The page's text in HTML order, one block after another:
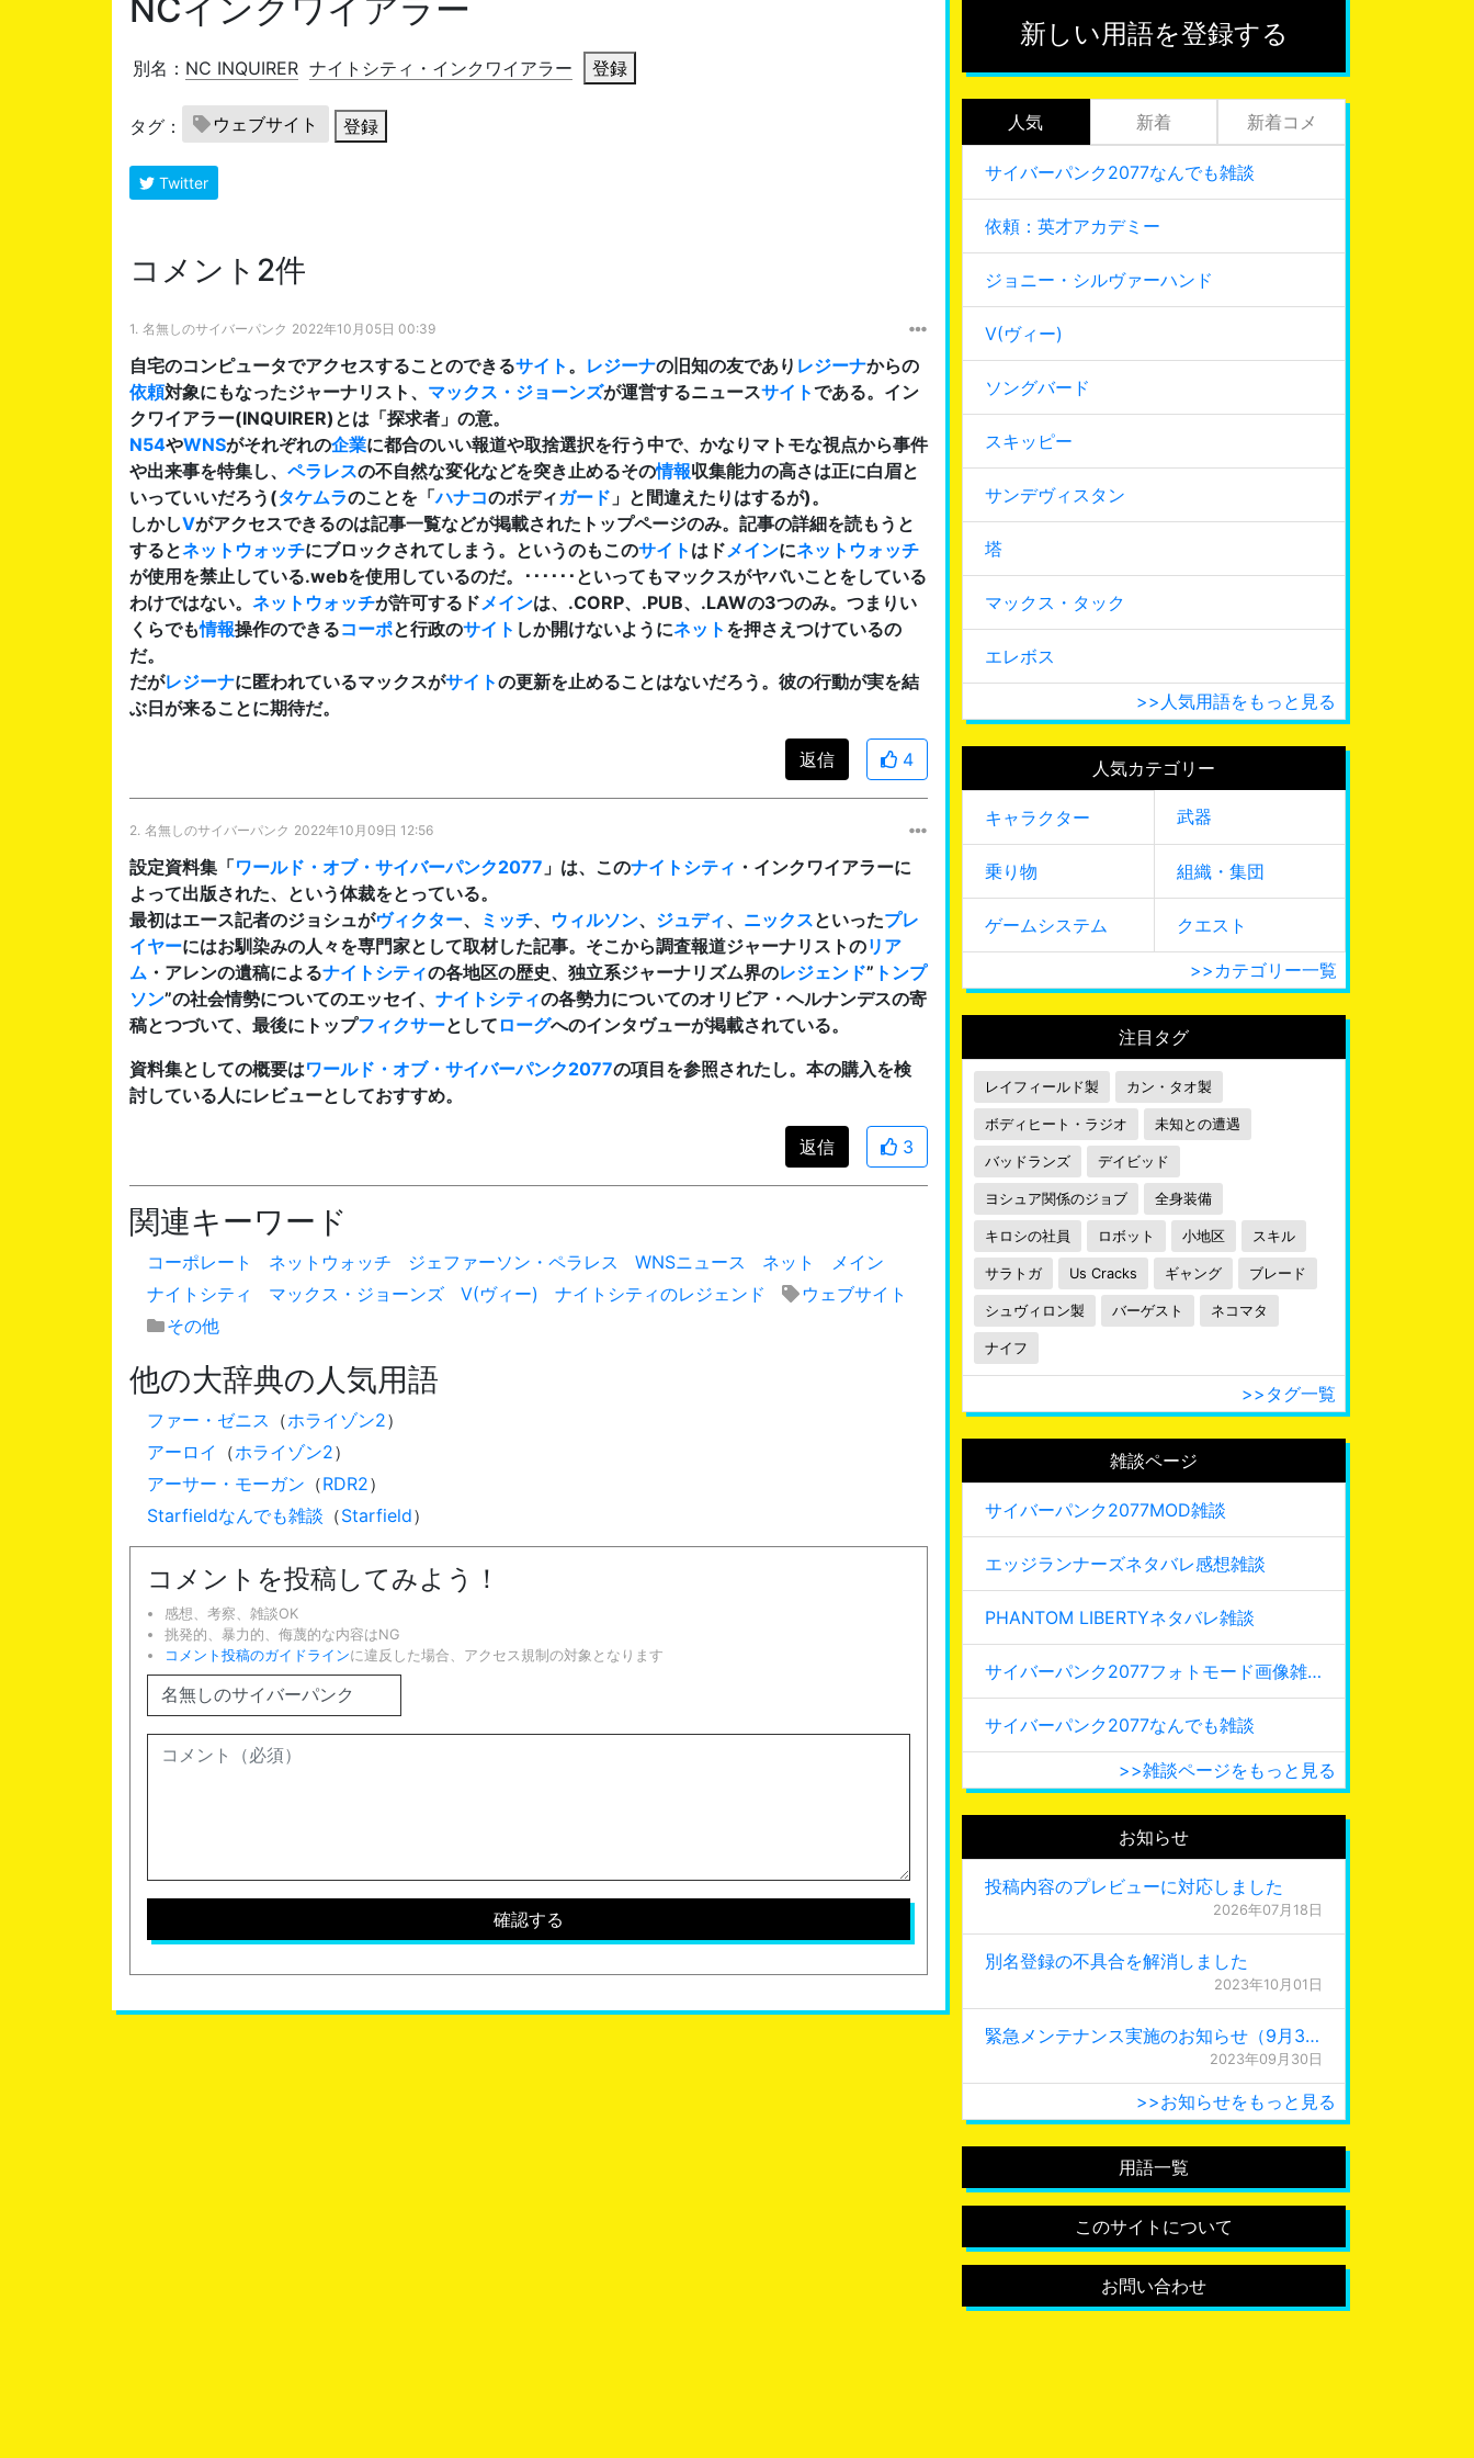
NCインクワイアラー
別名： NC INQUIRER ナイトシティ・インクワイアラー 登録
タグ： ウェブサイト 登録
Twitter
コメント2件
1. 名無しのサイバーパンク 2022年10月05日 00:39
自宅のコンピュータでアクセスすることのできるサイト 。 レジーナの旧知の友であり レジーナからの
依頼対象にもなったジャーナリスト、 マックス・ジョーンズが運営するニュースサイトである。イン
クワイアラー(INQUIRER)とは「探求者」の意。
N54やWNSがそれぞれの企業に都合のいい報道や取捨選択を行う中で、かなりマトモな視点から事件
や出来事を特集し、 ペラレスの不自然な変化などを突き止めるその情報収集能力の高さは正に白眉と
いっていいだろう(タケムラのことを「ハナコのボディ ガード 」と間違えたりはするが)。
しかしVがアクセスできるのは記事一覧などが掲載されたトップページのみ。記事の詳細を読もうと
するとネットウォッチにブロックされてしまう。というのもこのサイト はド メインにネットウォッチ
が使用を禁止している.webを使用しているのだ。･･････といってもマックスがヤバいことをしている
わけではない。 ネットウォッチが許可するド メインは、.CORP、.PUB、.LAWの3つのみ。つまりい
くらでも情報操作のできるコーポと行政のサイト しか開けないようにネット を押さえつけているの
だ。
だがレジーナに匿われているマックスがサイトの更新を止めることはないだろう。彼の行動が実を結
ぶ日が来ることに期待だ。
返信 4
2. 名無しのサイバーパンク 2022年10月09日 12:56
設定資料集「ワールド・オブ・サイバーパンク2077 」は、このナイトシティ ・インクワイアラーに
よって出版された、という体裁をとっている。
最初はエース記者のジョシュがヴィクター、 ミッチ、 ウィルソン、 ジュディ、 ニックスといったプレ
イヤーにはお馴染みの人々を専門家として取材した記事。そこから調査報道ジャーナリストのリア
ム ・アレンの遺稿によるナイトシティの各地区の歴史、独立系ジャーナリズム界のレジェンド” トンプ
ソン”の社会情勢についてのエッセイ、 ナイトシティの各勢力についてのオリビア・ヘルナンデスの寄
稿とつづいて、最後にトップフィクサーとして ローグへのインタヴューが掲載されている。
資料集としての概要はワールド・オブ・サイバーパンク2077の項目を参照されたし。本の購入を検
討している人にレビューとしておすすめ。
返信 3
関連キーワード
コーポレート ネットウォッチ ジェファーソン・ペラレス WNSニュース ネット
メイン
ナイトシティ
マックス・ジョーンズ V(ヴィー) ナイトシティのレジェンド
ウェブサイト
その他
他の大辞典の人気用語
ファー・ゼニス （ホライゾン2）
アーロイ
（ホライゾン2）
アーサー・モーガン （RDR2）
Starfieldなんでも雑談 （Starfield）
コメントを投稿してみよう！
感想、考察、雑談OK
挑発的、暴力的、侮蔑的な内容はNG
コメント投稿のガイドラインに違反した場合、アクセス規制の対象となります
新しい用語を登録する
人気 新着 新着コメ
サイバーパンク2077なんでも雑談
依頼：英才アカデミー
ジョニー・シルヴァーハンド
V(ヴィー)
ソングバード
スキッピー
サンデヴィスタン
塔
マックス・タック
エレボス
>>人気用語をもっと見る
人気カテゴリー
キャラクター 武器
乗り物 組織・集団
ゲームシステム クエスト
>>カテゴリー一覧
注目タグ
レイフィールド製 カン・タオ製
ボディヒート・ラジオ 未知との遭遇
バッドランズ デイビッド
ヨシュア関係のジョブ 全身装備
キロシの社員 ロボット 小地区 スキル
サラトガ Us Cracks ギャング ブレード
シュヴィロン製 バーゲスト ネコマタ
ナイフ
>>タグ一覧
雑談ページ
サイバーパンク2077MOD雑談
エッジランナーズネタバレ感想雑談
PHANTOM LIBERTYネタバレ雑談
サイバーパンク2077フォトモード画像雑談
サイバーパンク2077なんでも雑談
>>雑談ページをもっと見る
お知らせ
投稿内容のプレビューに対応しました
2026年07月18日
別名登録の不具合を解消しました
2023年10月01日
緊急メンテナンス実施のお知らせ（9月30日 0:15更新）
2023年09月30日
>>お知らせをもっと見る
用語一覧
このサイトについて
お問い合わせ